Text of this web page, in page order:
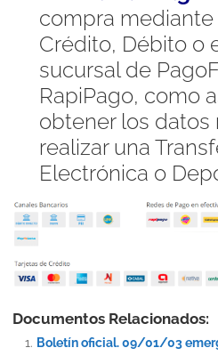
compra mediante
Crédito, Débito o
sucursal de
RapiPago, como
obtener los datos
realizar una
Electrónica o
Documentos Relacionados:
Boletín oficial. 09/01/03